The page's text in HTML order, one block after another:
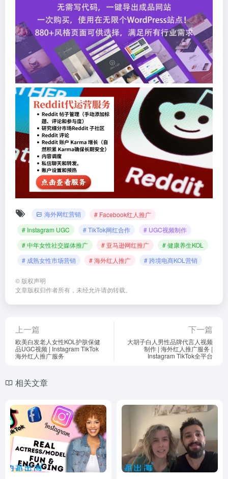
海外网红营销
# Facebook红人推广
# Instagram UGC
# TikTok网红合作
# UGC视频制作
# 中年女性社交媒体推广
# 亚马逊网红推广
# 健康养生KOL
# 成熟女性市场营销
# 海外红人推广 # 跨境电商KOL营销
© 版权声明
文章版权归作者所有，未经允许请勿转载。
上一篇
欧美白发老人女性KOL护肤保健
品UGC视频 | Instagram TikTok
海外红人推广服务
下一篇
大胡子白人男性品牌代言人视频
制作 | 海外红人推广服务 |
Instagram TikTok全平台
相关文章